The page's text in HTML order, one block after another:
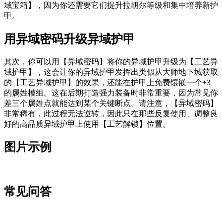
域宝箱】，因为你还需要它们提升拉胡尔等级和集中培养新护
甲。
用异域密码升级异域护甲
其次，你可以用【异域密码】将你的异域护甲升级为【工艺异
域护甲】，这会让你的异域护甲发挥出类似从大师地下城获取
的【工艺异域护甲】的效果，还能在护甲上免费镶嵌一个+3
的属姓模组。这在后期打造强力装备时非常重要，因为常见你
差三个属姓点就能达到某个关键断点。请注意，【异域密码】
非常稀有，此过程无法逆转，因此只在那些反复使用、调整良
好的高品质异域护甲上使用【工艺解锁】位置。
图片示例
常见问答